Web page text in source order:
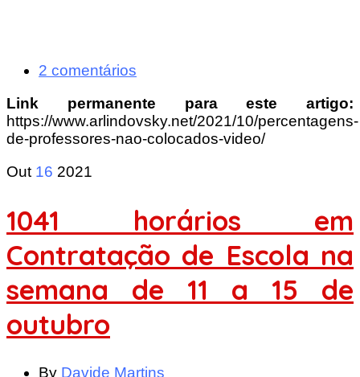
2 comentários
Link permanente para este artigo:
https://www.arlindovsky.net/2021/10/percentagens-
de-professores-nao-colocados-video/
Out 16 2021
1041 horários em
Contratação de Escola na
semana de 11 a 15 de
outubro
By Davide Martins